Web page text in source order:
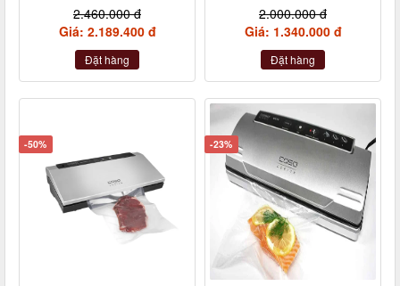
2.460.000 đ
Giá: 2.189.400 đ
Đặt hàng
2.000.000 đ
Giá: 1.340.000 đ
Đặt hàng
-50% -23%